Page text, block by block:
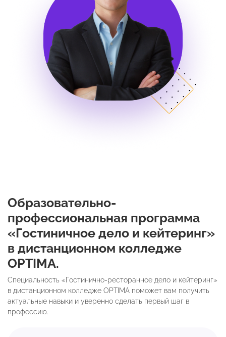
Образовательно-
профессиональная программа
«Гостиничное дело и кейтеринг»
в дистанционном колледже
OPTIMA.
Специальность «Гостинично-ресторанное дело и кейтеринг»
в дистанционном колледже OPTIMA поможет вам получить
актуальные навыки и уверенно сделать первый шаг в
профессию.